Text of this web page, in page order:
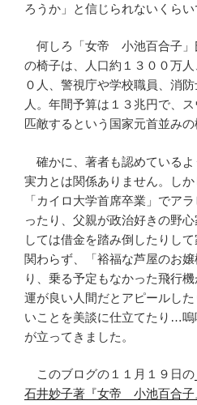
ろうか」と信じられないくらい
何しろ「女帝 小池百合子」
の椅子は、人口約１３００万
０人、警視庁や学校職員、消
人。年間予算は１３兆円で、
匹敵するという国家元首並みの
確かに、著者も認めている
実力とは関係ありません。し
「カイロ大学首席卒業」でア
ったり、父親が政治好きの野
しては借金を踏み倒したりし
関わらず、「裕福な芦屋のお
り、乗る予定もなかった飛行
運が良い人間だとアピールし
いことを美談に仕立てたり…
が立ってきました。
このブログの１１月１９日の
石井妙子著『女帝 小池百合子